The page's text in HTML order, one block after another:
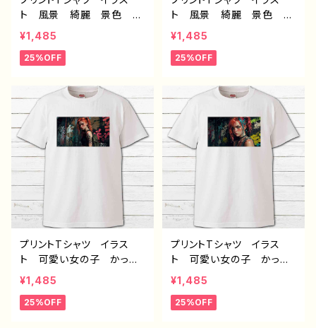
ト 風景 綺麗 景色 美
しい エモい かっこい
い おしゃれ メンズ レデ
ィース 個性的 おすす
ー 絵師 クリエイター
白 半袖シャツ コラボ
オリジナル デザイン グッ
ズ ノンブランド H-7
¥1,485
25%OFF
ト 風景 綺麗 景色 美
しい エモい かっこい
い おしゃれ メンズ レデ
ィース 個性的 おすす
ー 絵師 クリエイター
白 半袖シャツ コラボ
オリジナル デザイン グッ
ズ ノンブランド H-7
¥1,485
25%OFF
プリントTシャツ イラス
ト 可愛い女の子 かっこ
いい女子 美しい女の子
ピンク髪 ロングヘア お
しゃれ エモい メンズ レ
¥1,485
25%OFF
プリントTシャツ イラス
ト 可愛い女の子 かっこ
いい女子 美しい女の子
ピンク髪 ツートンカラ
ー ロングヘア おしゃ
¥1,485
25%OFF